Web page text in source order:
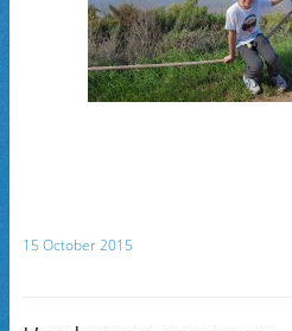
15 October 2015